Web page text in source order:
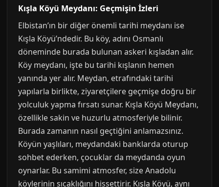
Kışla Köyü Meydanı: Geçmişin İzleri
Elbistan’ın bir diğer önemli tarihi meydanı ise
Kışla Köyü’ndedir. Bu köy, adını Osmanlı
döneminde burada bulunan askeri kışladan alır.
Köy meydanı, işte bu tarihi kışlanın hemen
yanında yer alır. Meydan, etrafındaki tarihi
yapılarla birlikte, ziyaretçilere geçmişe doğru bir
yolculuk yapma fırsatı sunar. Kışla Köyü Meydanı,
özellikle sakin ve huzurlu atmosferiyle bilinir.
Burada zamanın nasıl geçtiğini anlamazsınız.
Köyün yaşlıları, meydandaki banklarda oturup
sohbet ederken, çocuklar da meydanda oyun
oynarlar. Bu samimi atmosfer, size Anadolu
köylerinin sıcaklığını hissettirir. Kışla Köyü, aynı